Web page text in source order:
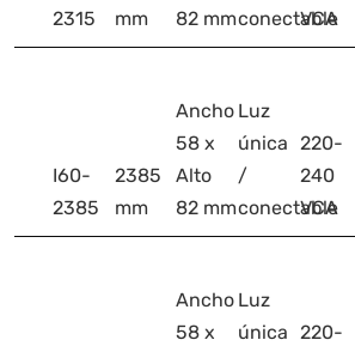
2315
mm
82 mmconectable
VCA
I60-
2385
2385
mm
Ancho
58 x
Alto
82 mm
Luz
única
/
conectable
220-
240
VCA
Ancho
58 x
Luz
única 220-